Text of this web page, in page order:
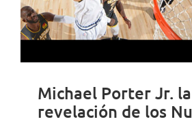
Michael Porter Jr. la
revelación de los